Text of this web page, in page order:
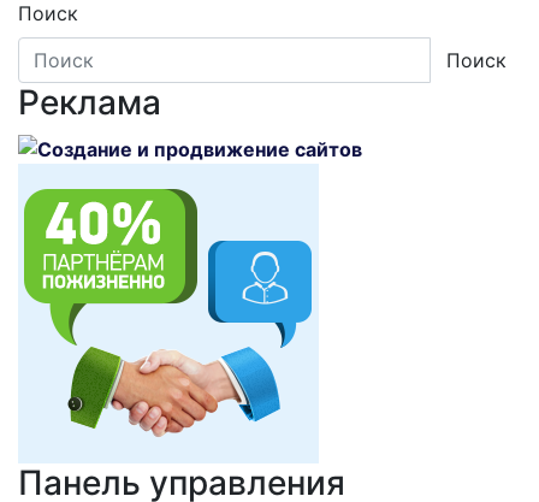
Поиск
Поиск
Реклама
Панель управления